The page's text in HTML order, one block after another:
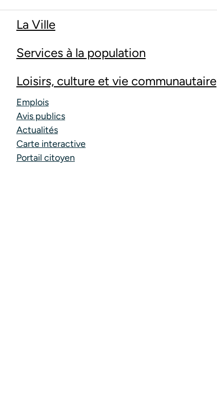
La Ville
Services à la population
Loisirs, culture et vie communautaire
Emplois
Avis publics
Actualités
Carte interactive
Portail citoyen